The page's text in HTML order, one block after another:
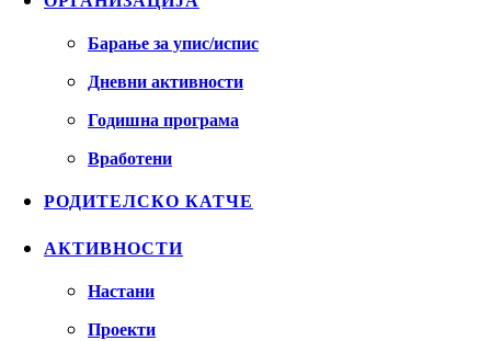
Барање за упис/испис
Дневни активности
Годишна програма
Вработени
РОДИТЕЛСКО КАТЧЕ
АКТИВНОСТИ
Настани
Проекти